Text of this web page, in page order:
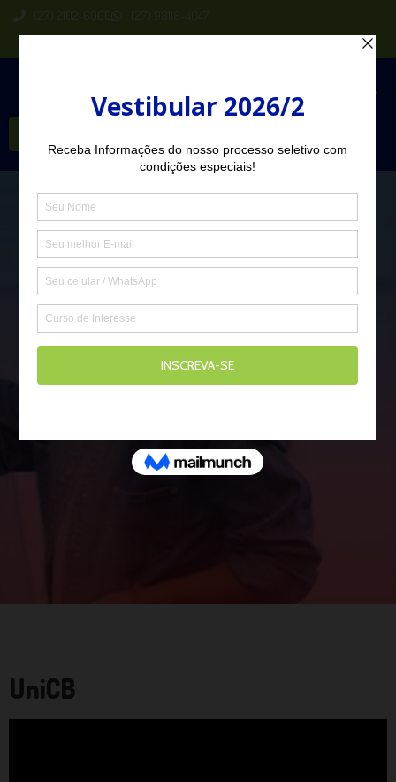
(27) 2102-6000 (27) 98118-4047
UniCB